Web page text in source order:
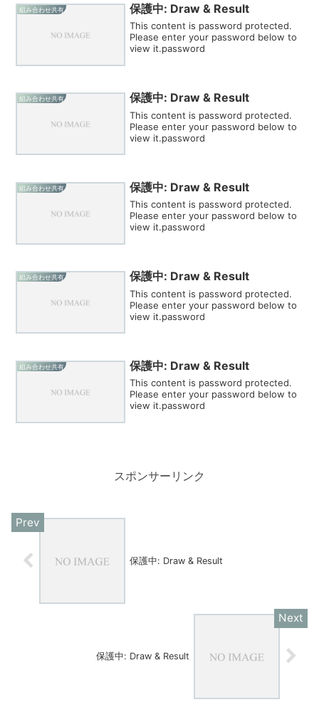
組み合わせ共有 保護中: Draw & Result
This content is password protected.
Please enter your password below to
view it.password
組み合わせ共有 保護中: Draw & Result
This content is password protected.
Please enter your password below to
view it.password
組み合わせ共有 保護中: Draw & Result
This content is password protected.
Please enter your password below to
view it.password
組み合わせ共有 保護中: Draw & Result
This content is password protected.
Please enter your password below to
view it.password
組み合わせ共有 保護中: Draw & Result
This content is password protected.
Please enter your password below to
view it.password
スポンサーリンク
保護中: Draw & Result
保護中: Draw & Result